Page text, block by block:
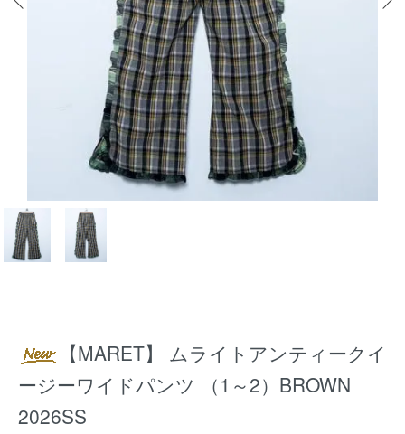
【MARET】 ムライトアンティークイ
ージーワイドパンツ （1～2）BROWN
2026SS